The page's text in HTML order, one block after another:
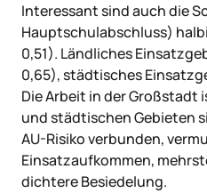
Interessant sind auch die
Hauptschulabschluss)
0,51). Ländliches
0,65), städtisches
Die Arbeit in der Großstadt
und städtischen Gebieten
AU-Risiko verbunden,
Einsatzaufkommen,
dichtere Besiedelung.